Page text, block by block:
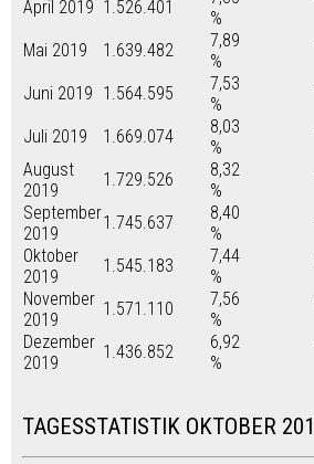
April 2019 1.526.401
%
Mai 2019
1.639.482
7,89
%
Juni 2019 1.564.595
7,53
%
Juli 2019
1.669.074
8,03
%
August
2019
1.729.526
8,32
%
September
2019
1.745.637
8,40
%
Oktober
2019
1.545.183
7,44
%
November
2019
1.571.110
7,56
%
Dezember
2019
1.436.852
6,92
%
TAGESSTATISTIK OKTOBER